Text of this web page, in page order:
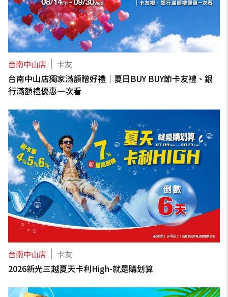
台南中山店 卡友
台南中山店獨家滿額贈好禮｜夏日BUY BUY節卡友禮、銀
行滿額禮優惠一次看
台南中山店 卡友
2026新光三越夏天卡利High-就是購划算